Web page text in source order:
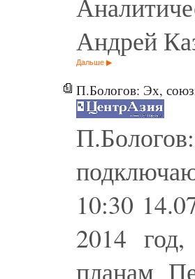
Андрей
Дальше
П.Бологов: Эх,
10:30
2014
планам